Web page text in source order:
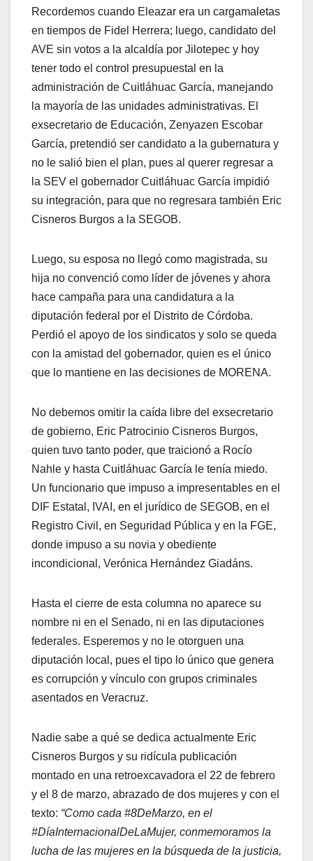
Recordemos cuando Eleazar era un cargamaletas
en tiempos de Fidel Herrera; luego, candidato del
AVE sin votos a la alcaldía por Jilotepec y hoy
tener todo el control presupuestal en la
administración de Cuitláhuac García, manejando
la mayoría de las unidades administrativas. El
exsecretario de Educación, Zenyazen Escobar
García, pretendió ser candidato a la gubernatura y
no le salió bien el plan, pues al querer regresar a
la SEV el gobernador Cuitláhuac García impidió
su integración, para que no regresara también Eric
Cisneros Burgos a la SEGOB.
Luego, su esposa no llegó como magistrada, su
hija no convenció como líder de jóvenes y ahora
hace campaña para una candidatura a la
diputación federal por el Distrito de Córdoba.
Perdió el apoyo de los sindicatos y solo se queda
con la amistad del gobernador, quien es el único
que lo mantiene en las decisiones de MORENA.
No debemos omitir la caída libre del exsecretario
de gobierno, Eric Patrocinio Cisneros Burgos,
quien tuvo tanto poder, que traicionó a Rocío
Nahle y hasta Cuitláhuac García le tenía miedo.
Un funcionario que impuso a impresentables en el
DIF Estatal, IVAI, en el jurídico de SEGOB, en el
Registro Civil, en Seguridad Pública y en la FGE,
donde impuso a su novia y obediente
incondicional, Verónica Hernández Giadáns.
Hasta el cierre de esta columna no aparece su
nombre ni en el Senado, ni en las diputaciones
federales. Esperemos y no le otorguen una
diputación local, pues el tipo lo único que genera
es corrupción y vínculo con grupos criminales
asentados en Veracruz.
Nadie sabe a qué se dedica actualmente Eric
Cisneros Burgos y su ridícula publicación
montado en una retroexcavadora el 22 de febrero
y el 8 de marzo, abrazado de dos mujeres y con el
texto: “Como cada #8DeMarzo, en el
#DíaInternacionalDeLaMujer, conmemoramos la
lucha de las mujeres en la búsqueda de la justicia,